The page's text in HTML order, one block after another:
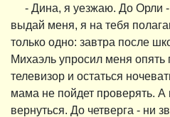
- Дина, я уезжаю. До Орли
выдай меня, я на тебя
только одно: завтра после
Михаэль упросил меня опять
телевизор и остаться
мама не пойдет проверять. А
вернуться. До четверга - ни